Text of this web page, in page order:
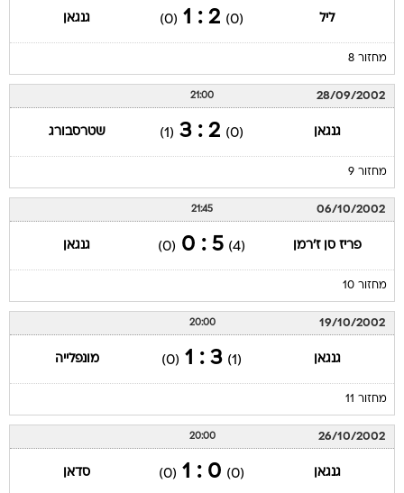
ליל (0)
2 : 1
(0) גנגאן
מחזור 8
28/09/2002
21:00
גנגאן (0)
2 : 3
(1) שטרסבורג
מחזור 9
06/10/2002
21:45
פריז סן ז'רמן (4)
5 : 0
(0) גנגאן
מחזור 10
19/10/2002
20:00
גנגאן (1)
3 : 1
(0) מונפלייה
מחזור 11
26/10/2002
20:00
גנגאן (0)
0 : 1
(0) סדאן